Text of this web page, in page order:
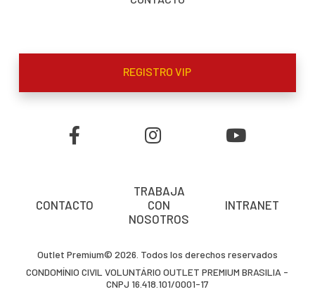
REGISTRO VIP
CONTACTO
TRABAJA
CON
NOSOTROS
INTRANET
Outlet Premium© 2026. Todos los derechos reservados
CONDOMÍNIO CIVIL VOLUNTÁRIO OUTLET PREMIUM BRASILIA -
CNPJ 16.418.101/0001-17